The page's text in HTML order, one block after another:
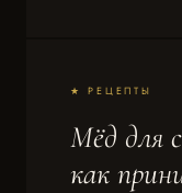
★ РЕЦЕПТЫ
Мёд для
как